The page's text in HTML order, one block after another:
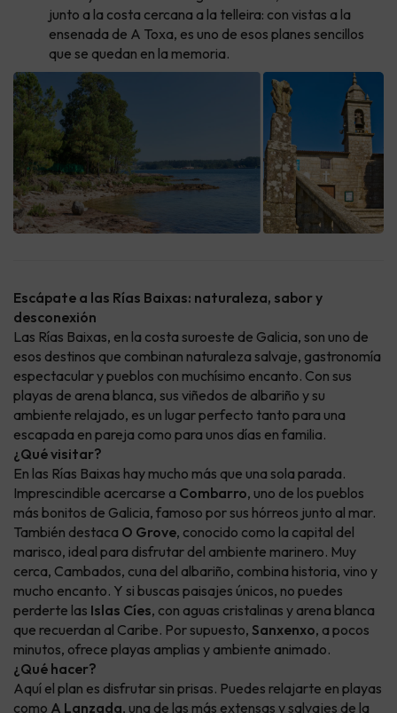
junto a la costa cercana a la telleira: con vistas a la
ensenada de A Toxa, es uno de esos planes sencillos
que se quedan en la memoria.
Escápate a las Rías Baixas: naturaleza, sabor y
desconexión
Las Rías Baixas, en la costa suroeste de Galicia, son uno de
esos destinos que combinan naturaleza salvaje, gastronomía
espectacular y pueblos con muchísimo encanto. Con sus
playas de arena blanca, sus viñedos de albariño y su
ambiente relajado, es un lugar perfecto tanto para una
escapada en pareja como para unos días en familia.
¿Qué visitar?
En las Rías Baixas hay mucho más que una sola parada.
Imprescindible acercarse a Combarro, uno de los pueblos
más bonitos de Galicia, famoso por sus hórreos junto al mar.
También destaca O Grove, conocido como la capital del
marisco, ideal para disfrutar del ambiente marinero. Muy
cerca, Cambados, cuna del albariño, combina historia, vino y
mucho encanto. Y si buscas paisajes únicos, no puedes
perderte las Islas Cíes, con aguas cristalinas y arena blanca
que recuerdan al Caribe. Por supuesto, Sanxenxo, a pocos
minutos, ofrece playas amplias y ambiente animado.
¿Qué hacer?
Aquí el plan es disfrutar sin prisas. Puedes relajarte en playas
como A Lanzada, una de las más extensas y salvajes de la